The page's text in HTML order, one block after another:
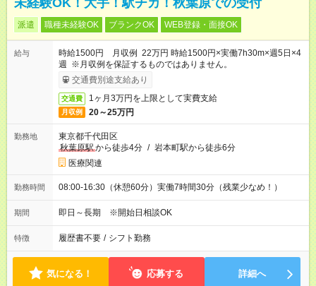
未経験OK！大手！駅チカ！秋葉原での受付
派遣 職種未経験OK ブランクOK WEB登録・面接OK
給与
時給1500円 月収例 22万円 時給1500円×実働7h30m×週5日×4
週 ※月収例を保証するものではありません。
交通費別途支給あり
交通費 1ヶ月3万円を上限として実費支給
月収例 20～25万円
勤務地
東京都千代田区
秋葉原駅から徒歩4分 / 岩本町駅から徒歩6分
医療関連
勤務時間 08:00-16:30（休憩60分）実働7時間30分（残業少なめ！）
期間 即日～長期 ※開始日相談OK
特徴 履歴書不要 / シフト勤務
気になる！ 応募する 詳細へ